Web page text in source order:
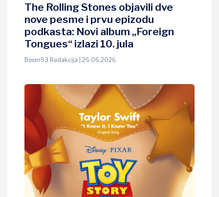
The Rolling Stones objavili dve
nove pesme i prvu epizodu
podkasta: Novi album „Foreign
Tongues“ izlazi 10. jula
Boom93 Redakcija | 26.06.2026.